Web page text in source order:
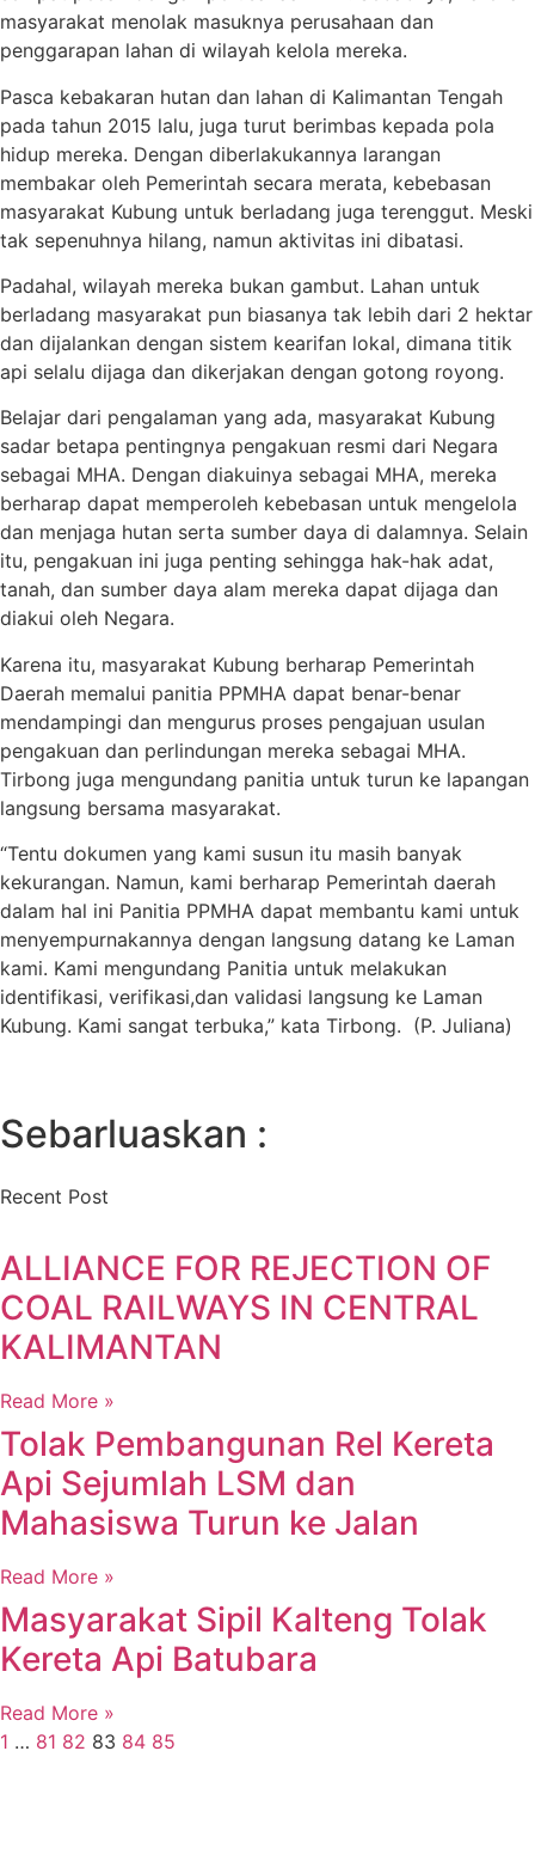
masyarakat menolak masuknya perusahaan dan
penggarapan lahan di wilayah kelola mereka.
Pasca kebakaran hutan dan lahan di Kalimantan Tengah
pada tahun 2015 lalu, juga turut berimbas kepada pola
hidup mereka. Dengan diberlakukannya larangan
membakar oleh Pemerintah secara merata, kebebasan
masyarakat Kubung untuk berladang juga terenggut. Meski
tak sepenuhnya hilang, namun aktivitas ini dibatasi.
Padahal, wilayah mereka bukan gambut. Lahan untuk
berladang masyarakat pun biasanya tak lebih dari 2 hektar
dan dijalankan dengan sistem kearifan lokal, dimana titik
api selalu dijaga dan dikerjakan dengan gotong royong.
Belajar dari pengalaman yang ada, masyarakat Kubung
sadar betapa pentingnya pengakuan resmi dari Negara
sebagai MHA. Dengan diakuinya sebagai MHA, mereka
berharap dapat memperoleh kebebasan untuk mengelola
dan menjaga hutan serta sumber daya di dalamnya. Selain
itu, pengakuan ini juga penting sehingga hak-hak adat,
tanah, dan sumber daya alam mereka dapat dijaga dan
diakui oleh Negara.
Karena itu, masyarakat Kubung berharap Pemerintah
Daerah memalui panitia PPMHA dapat benar-benar
mendampingi dan mengurus proses pengajuan usulan
pengakuan dan perlindungan mereka sebagai MHA.
Tirbong juga mengundang panitia untuk turun ke lapangan
langsung bersama masyarakat.
“Tentu dokumen yang kami susun itu masih banyak
kekurangan. Namun, kami berharap Pemerintah daerah
dalam hal ini Panitia PPMHA dapat membantu kami untuk
menyempurnakannya dengan langsung datang ke Laman
kami. Kami mengundang Panitia untuk melakukan
identifikasi, verifikasi,dan validasi langsung ke Laman
Kubung. Kami sangat terbuka,” kata Tirbong. (P. Juliana)
Sebarluaskan :
Recent Post
ALLIANCE FOR REJECTION OF
COAL RAILWAYS IN CENTRAL
KALIMANTAN
Read More »
Tolak Pembangunan Rel Kereta
Api Sejumlah LSM dan
Mahasiswa Turun ke Jalan
Read More »
Masyarakat Sipil Kalteng Tolak
Kereta Api Batubara
Read More »
1 … 81 82 83 84 85